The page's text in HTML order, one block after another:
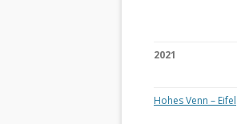
2021
Hohes Venn – Eifel